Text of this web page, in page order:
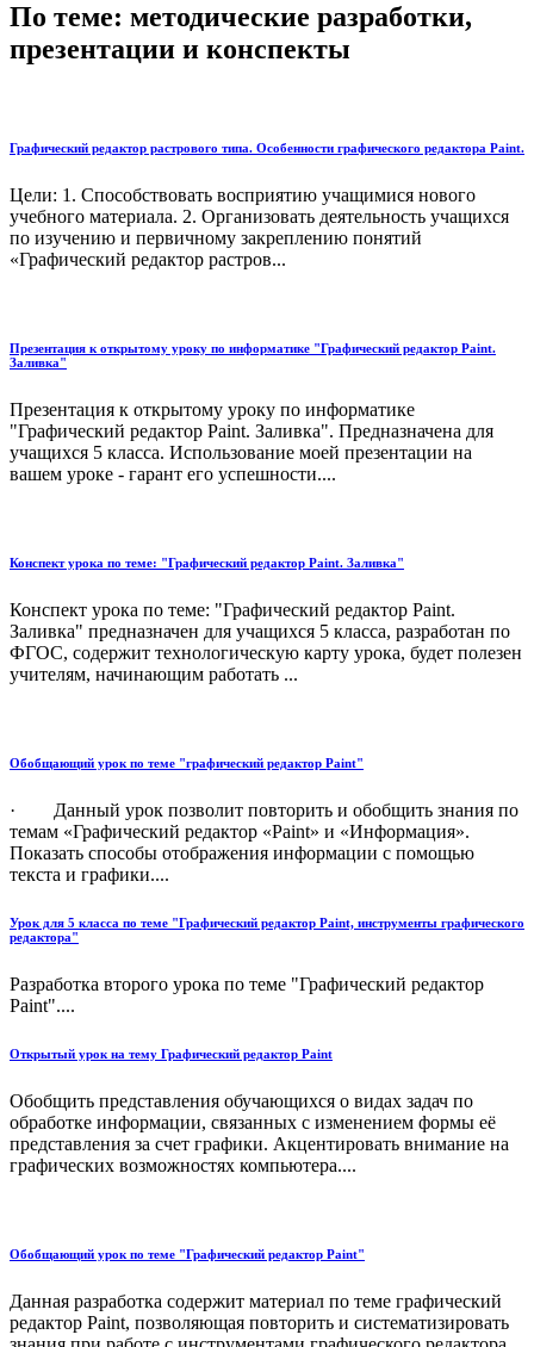
По теме: методические разработки,
презентации и конспекты
Графический редактор растрового типа. Особенности графического редактора Paint.
Цели: 1. Способствовать восприятию учащимися нового
учебного материала. 2. Организовать деятельность учащихся
по изучению и первичному закреплению понятий
«Графический редактор растров...
Презентация к открытому уроку по информатике "Графический редактор Paint.
Заливка"
Презентация к открытому уроку по информатике
"Графический редактор Paint. Заливка". Предназначена для
учащихся 5 класса. Использование моей презентации на
вашем уроке - гарант его успешности....
Конспект урока по теме: "Графический редактор Paint. Заливка"
Конспект урока по теме: "Графический редактор Paint.
Заливка" предназначен для учащихся 5 класса, разработан по
ФГОС, содержит технологическую карту урока, будет полезен
учителям, начинающим работать ...
Обобщающий урок по теме "графический редактор Paint"
· Данный урок позволит повторить и обобщить знания по
темам «Графический редактор «Paint» и «Информация».
Показать способы отображения информации с помощью
текста и графики....
Урок для 5 класса по теме "Графический редактор Paint, инструменты графического
редактора"
Разработка второго урока по теме "Графический редактор
Paint"....
Открытый урок на тему Графический редактор Paint
Обобщить представления обучающихся о видах задач по
обработке информации, связанных с изменением формы её
представления за счет графики. Акцентировать внимание на
графических возможностях компьютера....
Обобщающий урок по теме "Графический редактор Paint"
Данная разработка содержит материал по теме графический
редактор Paint, позволяющая повторить и систематизировать